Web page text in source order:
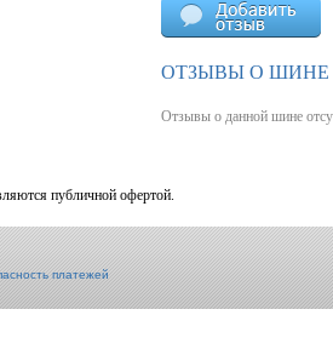
ОТЗЫВЫ О ШИНЕ
Отзывы о данной шине
публичной офертой.
платежей